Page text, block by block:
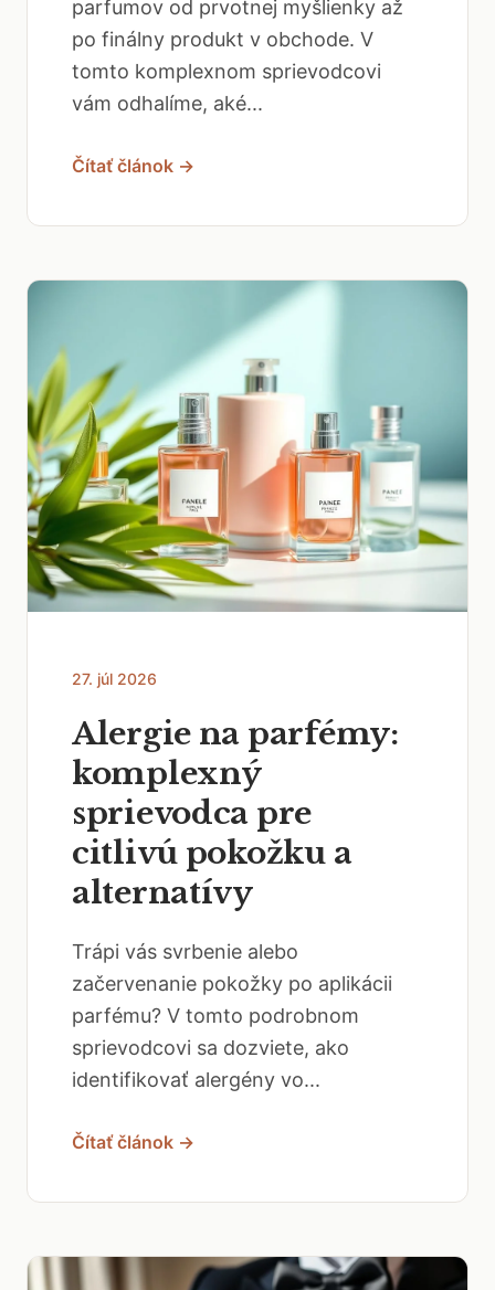
po finálny produkt v obchode. V
tomto komplexnom sprievodcovi
vám odhalíme, aké...
Čítať článok →
27. júl 2026
Alergie na parfémy:
komplexný
sprievodca pre
citlivú pokožku a
alternatívy
Trápi vás svrbenie alebo
začervenanie pokožky po aplikácii
parfému? V tomto podrobnom
sprievodcovi sa dozviete, ako
identifikovať alergény vo...
Čítať článok →